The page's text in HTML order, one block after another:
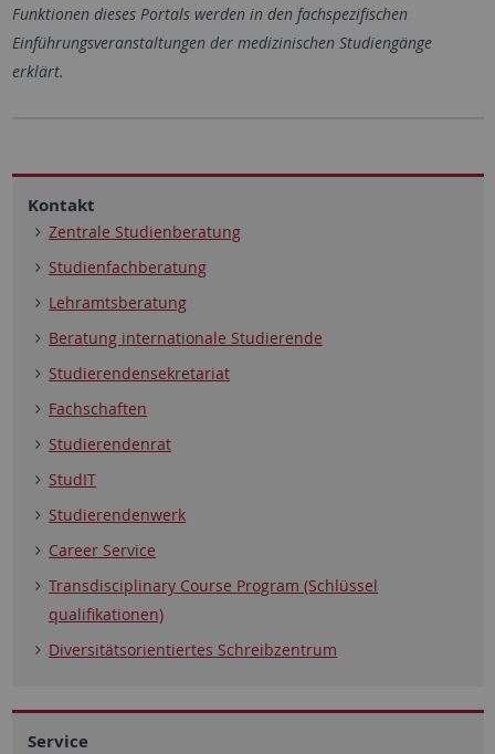
Funktionen dieses Portals werden in den fachspezifischen
Einführungsveranstaltungen der medizinischen Studiengänge
erklärt.
Kontakt
Zentrale Studienberatung
Studienfachberatung
Lehramtsberatung
Beratung internationale Studierende
Studierendensekretariat
Fachschaften
Studierendenrat
StudIT
Studierendenwerk
Career Service
Transdisciplinary Course Program (Schlüssel
qualifikationen)
Diversitätsorientiertes Schreibzentrum
Service